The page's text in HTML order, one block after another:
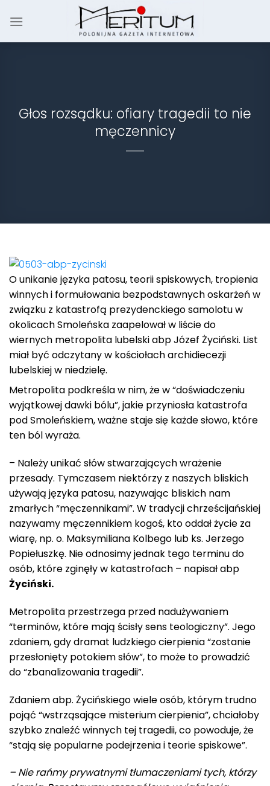
Głos rozsądku: ofiary tragedii to nie
męczennicy
O unikanie języka patosu, teorii spiskowych, tropienia
winnych i formułowania bezpodstawnych oskarżeń w
związku z katastrofą prezydenckiego samolotu w
okolicach Smoleńska zaapelował w liście do
wiernych metropolita lubelski abp Józef Życiński. List
miał być odczytany w kościołach archidiecezji
lubelskiej w niedzielę.
Metropolita podkreśla w nim, że w “doświadczeniu
wyjątkowej dawki bólu”, jakie przyniosła katastrofa
pod Smoleńskiem, ważne staje się każde słowo, które
ten ból wyraża.
– Należy unikać słów stwarzających wrażenie
przesady. Tymczasem niektórzy z naszych bliskich
używają języka patosu, nazywając bliskich nam
zmarłych “męczennikami”. W tradycji chrześcijańskiej
nazywamy męczennikiem kogoś, kto oddał życie za
wiarę, np. o. Maksymiliana Kolbego lub ks. Jerzego
Popiełuszkę. Nie odnosimy jednak tego terminu do
osób, które zginęły w katastrofach – napisał abp
Życiński.
Metropolita przestrzega przed nadużywaniem
“terminów, które mają ścisły sens teologiczny”. Jego
zdaniem, gdy dramat ludzkiego cierpienia “zostanie
przesłonięty potokiem słów”, to może to prowadzić
do “zbanalizowania tragedii”.
Zdaniem abp. Życińskiego wiele osób, którym trudno
pojąć “wstrząsające misterium cierpienia”, chciałoby
szybko znaleźć winnych tej tragedii, co powoduje, że
“stają się popularne podejrzenia i teorie spiskowe”.
– Nie rańmy prywatnymi tłumaczeniami tych, którzy